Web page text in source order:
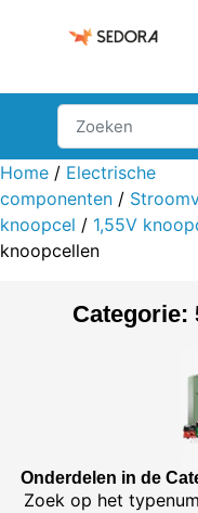
Home / Electrische
componenten /
knoopcel / 1,55V
knoopcellen
Categorie:
Onderdelen in de
Zoek op het